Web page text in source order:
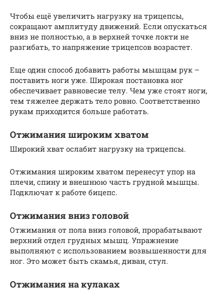
Чтобы ещё увеличить нагрузку на трицепсы,
сокращают амплитуду движений. Если опускаться
вниз не полностью, а в верхней точке локти не
разгибать, то напряжение трицепсов возрастет.
Еще один способ добавить работы мышцам рук –
поставить ноги уже. Широкая постановка ног
обеспечивает равновесие телу. Чем уже стоят ноги,
тем тяжелее держать тело ровно. Соответственно
рукам приходится больше работать.
Отжимания широким хватом
Широкий хват ослабит нагрузку на трицепсы.
Отжимания широким хватом перенесут упор на
плечи, спину и внешнюю часть грудной мышцы.
Подключат к работе бицепс.
Отжимания вниз головой
Отжимания от пола вниз головой, прорабатывают
верхний отдел грудных мышц. Упражнение
выполняют с использованием возвышенности для
ног. Это может быть скамья, диван, стул.
Отжимания на кулаках